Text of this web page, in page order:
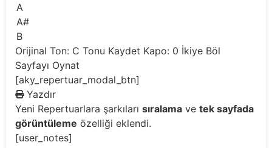
A
A#
B
Orijinal Ton: C Tonu Kaydet Kapo: 0 İkiye Böl
Sayfayı Oynat
[aky_repertuar_modal_btn]
Yazdır
Yeni Repertuarlara şarkıları sıralama ve tek sayfada
görüntüleme özelliği eklendi.
[user_notes]